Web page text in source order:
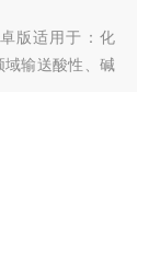
适用于：化
域输送酸性、碱